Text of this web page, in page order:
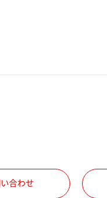
合わせ